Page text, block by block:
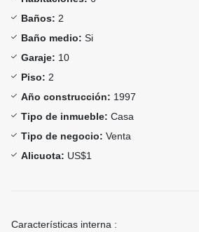
Baños: 2
Baño medio: Si
Garaje: 10
Piso: 2
Año construcción: 1997
Tipo de inmueble: Casa
Tipo de negocio: Venta
Alicuota: US$1
Características interna :